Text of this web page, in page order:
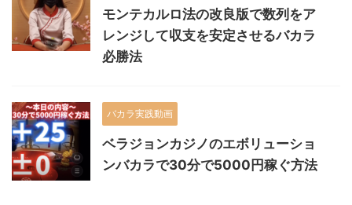
モンテカルロ法の改良版で数列をア
レンジして収支を安定させるバカラ
必勝法
バカラ実践動画
ベラジョンカジノのエボリューショ
ンバカラで30分で5000円稼ぐ方法